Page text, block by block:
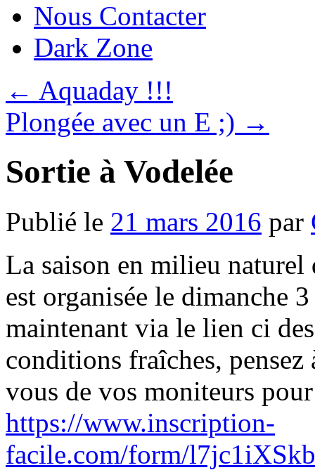
Nous Contacter
Dark Zone
← Aquaday !!!
Plongée avec un E ;) →
Sortie à Vodelée
Publié le 21 mars 2016 par
La saison en milieu
est organisée le dimanche
maintenant via le lien ci
conditions fraîches,
vous de vos moniteurs
https://www.inscription-
facile.com/form/